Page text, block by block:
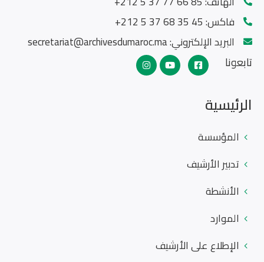
فاكس:45 35 68 37 5 212+
البريد الإلكتروني:secretariat@archivesdumaroc.ma
تابعونا
الرئيسية
المؤسسة
تدبير الأرشيف
الأنشطة
الموارد
الإطلاع على الأرشيف